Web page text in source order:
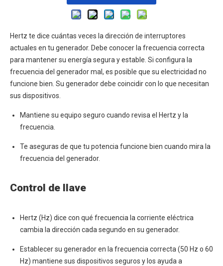
Hertz te dice cuántas veces la dirección de interruptores
actuales en tu generador. Debe conocer la frecuencia correcta
para mantener su energía segura y estable. Si configura la
frecuencia del generador mal, es posible que su electricidad no
funcione bien. Su generador debe coincidir con lo que necesitan
sus dispositivos.
Mantiene su equipo seguro cuando revisa el Hertz y la
frecuencia.
Te aseguras de que tu potencia funcione bien cuando mira la
frecuencia del generador.
Control de llave
Hertz (Hz) dice con qué frecuencia la corriente eléctrica
cambia la dirección cada segundo en su generador.
Establecer su generador en la frecuencia correcta (50 Hz o 60
Hz) mantiene sus dispositivos seguros y los ayuda a